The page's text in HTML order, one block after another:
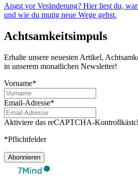
Angst vor Veränderung? Hier liest du,
und wie du mutig neue Wege gehst.
Achtsamkeitsimpuls
Erhalte unsere neuesten Artikel,
in unserem monatlichen Newsletter!
Vorname*
Email-Adresse*
Aktiviere das reCAPTCHA-
*Pflichtfelder
Abonnieren